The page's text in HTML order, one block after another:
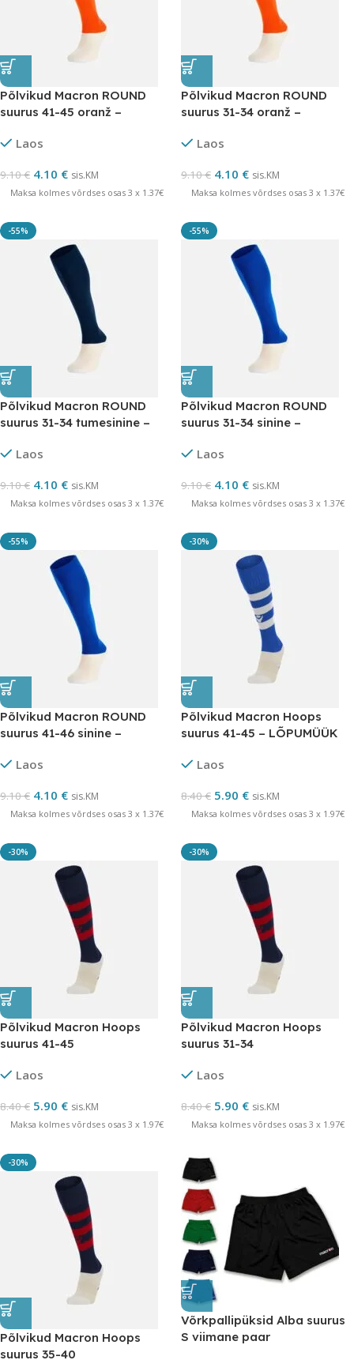
Põlvikud Macron ROUND
suurus 41-45 oranž –
Laos
9.10€ 4.10 € sis.KM
Maksa kolmes võrdses osas 3 x 1.37€
Põlvikud Macron ROUND
suurus 31-34 oranž –
Laos
9.10€ 4.10 € sis.KM
Maksa kolmes võrdses osas 3 x 1.37€
-55%
Põlvikud Macron ROUND
suurus 31-34 tumesinine –
Laos
9.10€ 4.10 € sis.KM
Maksa kolmes võrdses osas 3 x 1.37€
-55%
Põlvikud Macron ROUND
suurus 31-34 sinine –
Laos
9.10€ 4.10 € sis.KM
Maksa kolmes võrdses osas 3 x 1.37€
-55%
Põlvikud Macron ROUND
suurus 41-46 sinine –
Laos
9.10€ 4.10 € sis.KM
Maksa kolmes võrdses osas 3 x 1.37€
-30%
Põlvikud Macron Hoops
suurus 41-45 – LÕPUMÜÜK
Laos
8.40€ 5.90 € sis.KM
Maksa kolmes võrdses osas 3 x 1.97€
-30%
Põlvikud Macron Hoops
suurus 41-45
LÕPUMÜÜK
Laos
8.40€ 5.90 € sis.KM
Maksa kolmes võrdses osas 3 x 1.97€
-30%
Põlvikud Macron Hoops
suurus 31-34
LÕPUMÜÜK
Laos
8.40€ 5.90 € sis.KM
Maksa kolmes võrdses osas 3 x 1.97€
-30%
Põlvikud Macron Hoops
suurus 35-40
Võrkpallipüksid Alba suurus
S viimane paar